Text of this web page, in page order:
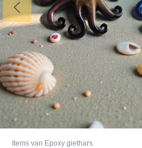
Items van Epoxy giethars